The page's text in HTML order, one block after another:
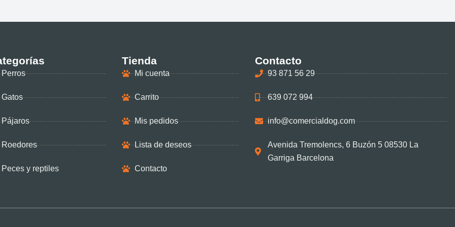
Perros
Gatos
Pájaros
Roedores
Peces y reptiles
Tienda
Mi cuenta
Carrito
Mis pedidos
Lista de deseos
Contacto
Contacto
93 871 56 29
639 072 994
info@comercialdog.com
Avenida Tremolencs, 6 Buzón 5 08530 La
Garriga Barcelona